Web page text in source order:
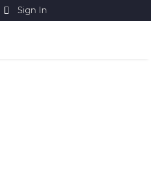
Sign In